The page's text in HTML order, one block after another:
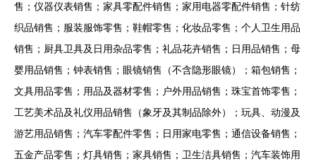
售；仪器仪表销售；家具零配件销售；家用电器零配件销售；针纺
织品销售；服装服饰零售；鞋帽零售；化妆品零售；个人卫生用品
销售；厨具卫具及日用杂品零售；礼品花卉销售；日用品销售；母
婴用品销售；钟表销售；眼镜销售（不含隐形眼镜）；箱包销售；
文具用品零售；用品及器材零售；户外用品销售；珠宝首饰零售；
工艺美术品及礼仪用品销售（象牙及其制品除外）；玩具、动漫及
游艺用品销售；汽车零配件零售；日用家电零售；通信设备销售；
五金产品零售；灯具销售；家具销售；卫生洁具销售；汽车装饰用